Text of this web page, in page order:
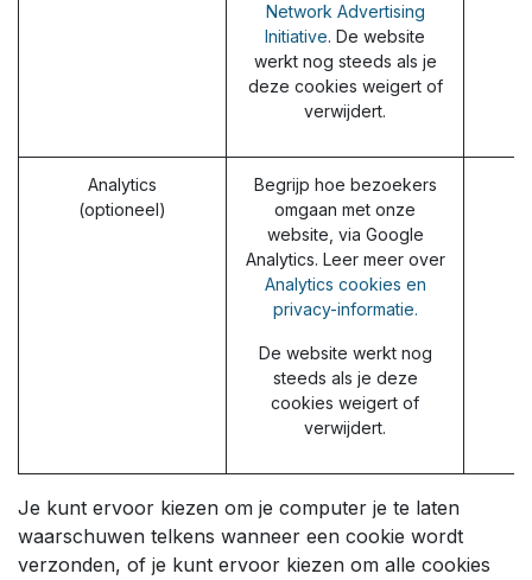
Network Advertising
Initiative. De website
werkt nog steeds als je
deze cookies weigert of
verwijdert.
Analytics
(optioneel)
Begrijp hoe bezoekers
omgaan met onze
website, via Google
Analytics. Leer meer over
Analytics cookies en
privacy-informatie.
De website werkt nog
steeds als je deze
cookies weigert of
verwijdert.
Je kunt ervoor kiezen om je computer je te laten
waarschuwen telkens wanneer een cookie wordt
verzonden, of je kunt ervoor kiezen om alle cookies